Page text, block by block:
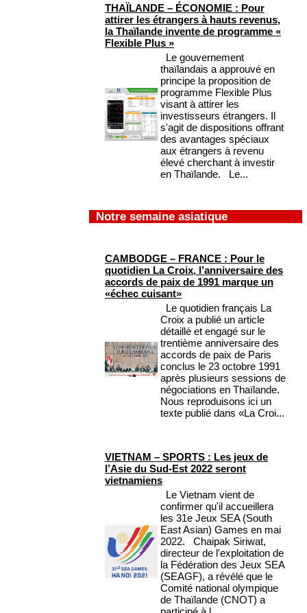
THAÏLANDE – ÉCONOMIE : Pour
attirer les étrangers à hauts revenus,
la Thaïlande invente de programme «
Flexible Plus »
Le gouvernement
thaïlandais a approuvé en
principe la proposition de
programme Flexible Plus
visant à attirer les
investisseurs étrangers. Il
s'agit de dispositions offrant
des avantages spéciaux
aux étrangers à revenu
élevé cherchant à investir
en Thaïlande. Le...
Notre semaine asiatique
CAMBODGE – FRANCE : Pour le
quotidien La Croix, l’anniversaire des
accords de paix de 1991 marque un
«échec cuisant»
Le quotidien français La
Croix a publié un article
détaillé et engagé sur le
trentième anniversaire des
accords de paix de Paris
conclus le 23 octobre 1991
après plusieurs sessions de
négociations en Thaïlande.
Nous reproduisons ici un
texte publié dans «La Croi...
VIETNAM – SPORTS : Les jeux de
l’Asie du Sud-Est 2022 seront
vietnamiens
Le Vietnam vient de
confirmer qu'il accueillera
les 31e Jeux SEA (South
East Asian) Games en mai
2022. Chaipak Siriwat,
directeur de l'exploitation de
la Fédération des Jeux SEA
(SEAGF), a révélé que le
Comité national olympique
de Thaïlande (CNOT) a